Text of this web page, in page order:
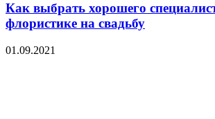
Как выбрать хорошего
флористике на свадьбу
01.09.2021